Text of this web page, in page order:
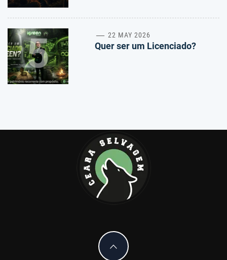
5 22 MAY 2026
Quer ser um Licenciado?